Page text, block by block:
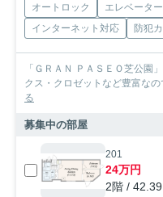
オートロック エレベーター
インターネット対応
防犯
「ＧＲＡＮ ＰＡＳＥＯ芝公園
クス・クロゼットなど豊富な
る
募集中の部屋
201
24万円
2階 /